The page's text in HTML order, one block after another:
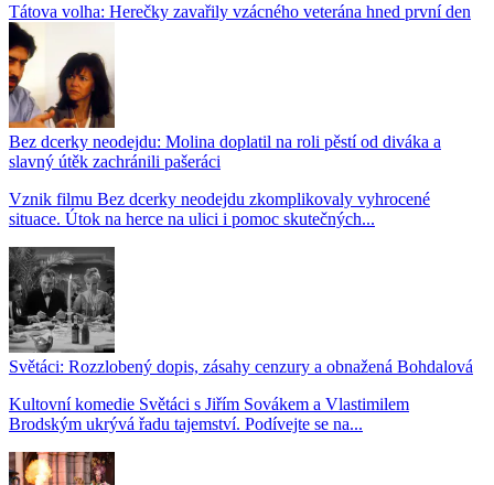
Tátova volha: Herečky zavařily vzácného veterána hned první den
Bez dcerky neodejdu: Molina doplatil na roli pěstí od diváka a
slavný útěk zachránili pašeráci
Vznik filmu Bez dcerky neodejdu zkomplikovaly vyhrocené
situace. Útok na herce na ulici i pomoc skutečných...
Světáci: Rozzlobený dopis, zásahy cenzury a obnažená Bohdalová
Kultovní komedie Světáci s Jiřím Sovákem a Vlastimilem
Brodským ukrývá řadu tajemství. Podívejte se na...